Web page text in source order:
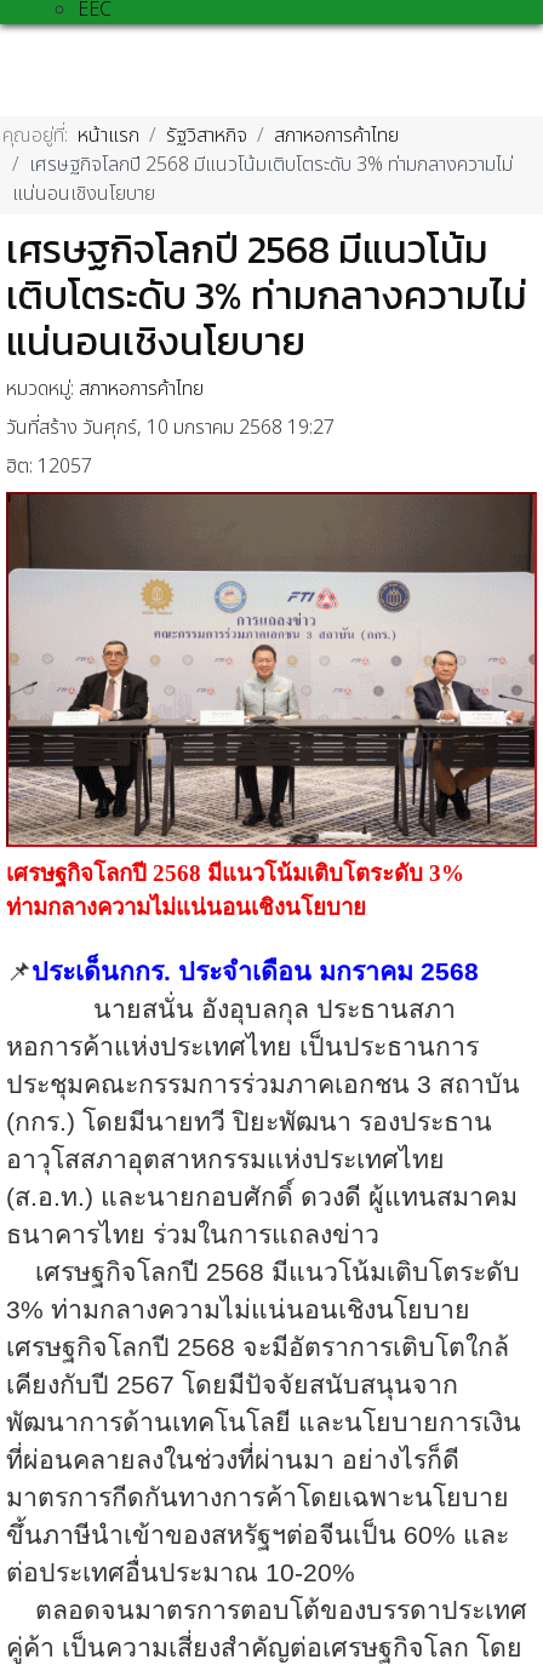
EEC
คุณอยู่ที่: หน้าแรก รัฐวิสาหกิจ
สภาหอการค้าไทย
เศรษฐกิจโลกปี 2568 มีแนวโน้มเติบโตระดับ 3% ท่ามกลางความไม่
แน่นอนเชิงนโยบาย
เศรษฐกิจโลกปี 2568 มีแนวโน้ม
เติบโตระดับ 3% ท่ามกลางความไม่
แน่นอนเชิงนโยบาย
หมวดหมู่: สภาหอการค้าไทย
วันที่สร้าง วันศุกร์, 10 มกราคม 2568 19:27
ฮิต: 12057
เศรษฐกิจโลกปี 2568 มีแนวโน้มเติบโตระดับ 3%
ท่ามกลางความไม่แน่นอนเชิงนโยบาย
📌ประเด็นกกร. ประจำเดือน มกราคม 2568
นายสนั่น อังอุบลกุล ประธานสภา
หอการค้าแห่งประเทศไทย เป็นประธานการ
ประชุมคณะกรรมการร่วมภาคเอกชน 3 สถาบัน
(กกร.) โดยมีนายทวี ปิยะพัฒนา รองประธาน
อาวุโสสภาอุตสาหกรรมแห่งประเทศไทย
(ส.อ.ท.) และนายกอบศักดิ์ ดวงดี ผู้แทนสมาคม
ธนาคารไทย ร่วมในการแถลงข่าว
เศรษฐกิจโลกปี 2568 มีแนวโน้มเติบโตระดับ
3% ท่ามกลางความไม่แน่นอนเชิงนโยบาย
เศรษฐกิจโลกปี 2568 จะมีอัตราการเติบโตใกล้
เคียงกับปี 2567 โดยมีปัจจัยสนับสนุนจาก
พัฒนาการด้านเทคโนโลยี และนโยบายการเงิน
ที่ผ่อนคลายลงในช่วงที่ผ่านมา อย่างไรก็ดี
มาตรการกีดกันทางการค้าโดยเฉพาะนโยบาย
ขึ้นภาษีนำเข้าของสหรัฐฯต่อจีนเป็น 60% และ
ต่อประเทศอื่นประมาณ 10-20%
ตลอดจนมาตรการตอบโต้ของบรรดาประเทศ
คู่ค้า เป็นความเสี่ยงสำคัญต่อเศรษฐกิจโลก โดย